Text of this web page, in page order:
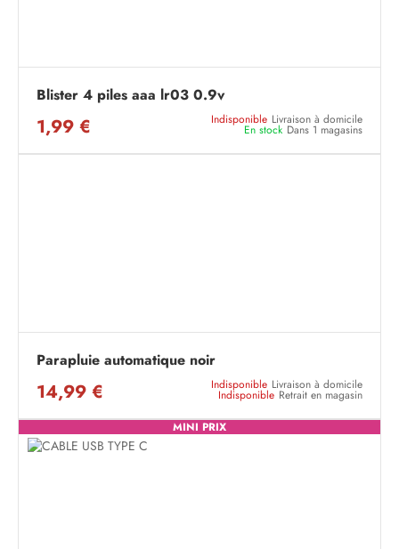
Blister 4 piles aaa lr03 0.9v
1,99 € Indisponible Livraison à domicile
En stock Dans 1 magasins
Parapluie automatique noir
14,99 € Indisponible Livraison à domicile
Indisponible Retrait en magasin
MINI PRIX